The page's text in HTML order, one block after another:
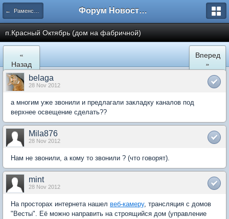
← Раменское Форум Новостройки
п.Красный Октябрь (дом на фабричной)
«
Назад
Вперед
»
belaga
28 Nov 2012
а многим уже звонили и предлагали закладку каналов под
верхнее освещение сделать??
Mila876
28 Nov 2012
Нам не звонили, а кому то звонили ? (что говорят).
mint
28 Nov 2012
На просторах интернета нашел веб-камеру, трансляция с домов
"Весты". Её можно направить на строящийся дом (управление